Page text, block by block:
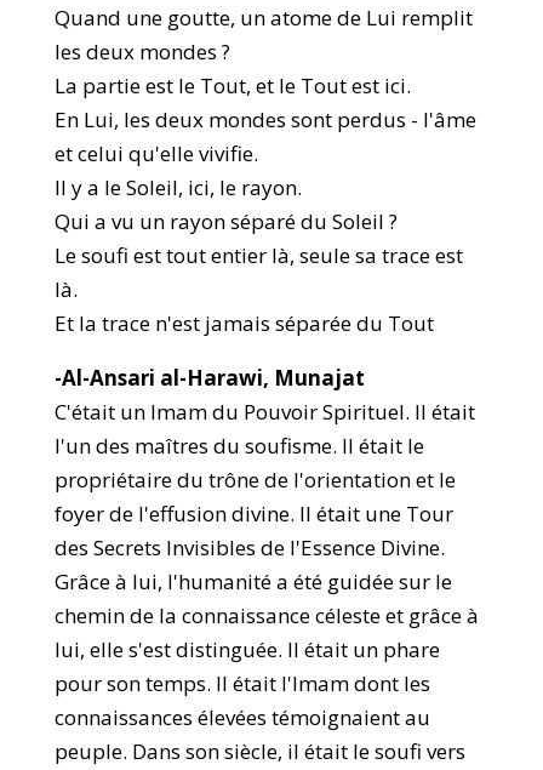
Quand une goutte, un atome de Lui remplit
les deux mondes ?
La partie est le Tout, et le Tout est ici.
En Lui, les deux mondes sont perdus - l'âme
et celui qu'elle vivifie.
Il y a le Soleil, ici, le rayon.
Qui a vu un rayon séparé du Soleil ?
Le soufi est tout entier là, seule sa trace est
là.
Et la trace n'est jamais séparée du Tout
-Al-Ansari al-Harawi, Munajat
C'était un Imam du Pouvoir Spirituel. Il était
l'un des maîtres du soufisme. Il était le
propriétaire du trône de l'orientation et le
foyer de l'effusion divine. Il était une Tour
des Secrets Invisibles de l'Essence Divine.
Grâce à lui, l'humanité a été guidée sur le
chemin de la connaissance céleste et grâce à
lui, elle s'est distinguée. Il était un phare
pour son temps. Il était l'Imam dont les
connaissances élevées témoignaient au
peuple. Dans son siècle, il était le soufi vers